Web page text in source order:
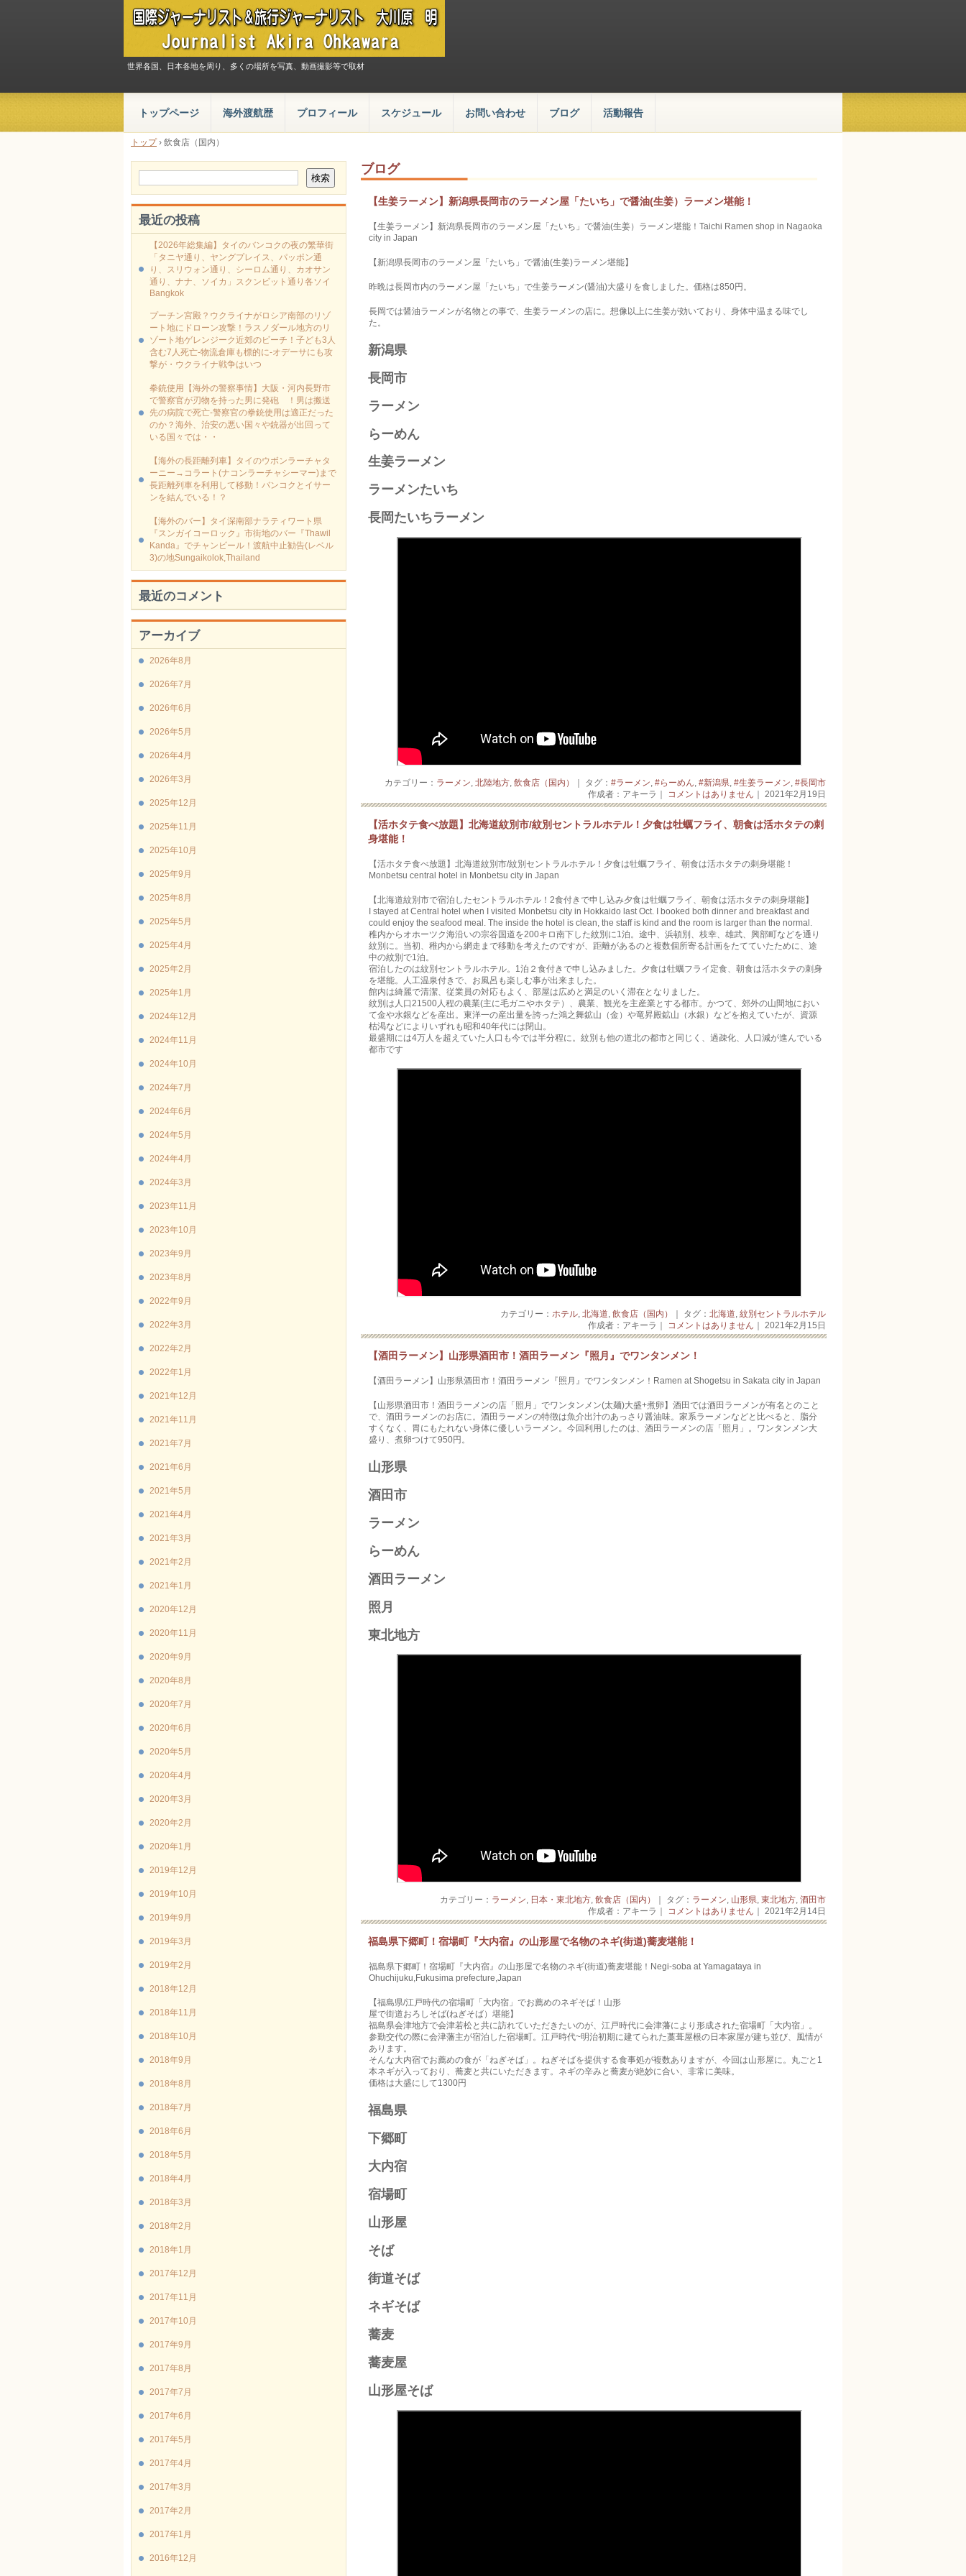
世界各国、日本各地を周り、多くの場所を写真、動画撮影等で取材
トップページ 海外渡航歴 プロフィール スケジュール お問い合わせ ブログ 活動報告
トップ› 飲食店（国内）
ブログ
【生姜ラーメン】新潟県長岡市のラーメン屋「たいち」で醤油(生姜）ラーメン堪能！
【生姜ラーメン】新潟県長岡市のラーメン屋「たいち」で醤油(生姜）ラーメン堪能！Taichi Ramen shop in Nagaoka
city in Japan
【新潟県長岡市のラーメン屋「たいち」で醤油(生姜)ラーメン堪能】
昨晩は長岡市内のラーメン屋「たいち」で生姜ラーメン(醤油)大盛りを食しました。価格は850円。
長岡では醤油ラーメンが名物との事で、生姜ラーメンの店に。想像以上に生姜が効いており、身体中温まる味でし
た。
新潟県​
長岡市​
ラーメン​
らーめん​
生姜ラーメン​
ラーメンたいち​
長岡たいちラーメン
カテゴリー： ラーメン, 北陸地方, 飲食店（国内） ｜ タグ： #ラーメン, #らーめん, #新潟県, #生姜ラーメン, #長岡市
作成者：アキーラ｜ コメントはありません ｜ 2021年2月19日
【活ホタテ食べ放題】北海道紋別市/紋別セントラルホテル！夕食は牡蠣フライ、朝食は活ホタテの刺
身堪能！
【活ホタテ食べ放題】北海道紋別市/紋別セントラルホテル！夕食は牡蠣フライ、朝食は活ホタテの刺身堪能！
Monbetsu central hotel in Monbetsu city in Japan
【北海道紋別市で宿泊したセントラルホテル！2食付きで申し込み夕食は牡蠣フライ、朝食は活ホタテの刺身堪能】
I stayed at Central hotel when I visited Monbetsu city in Hokkaido last Oct. I booked both dinner and breakfast and
could enjoy the seafood meal. The inside the hotel is clean, the staff is kind and the room is larger than the normal.
稚内からオホーツク海沿いの宗谷国道を200キロ南下した紋別に1泊。途中、浜頓別、枝幸、雄武、興部町などを通り
紋別に。当初、稚内から網走まで移動を考えたのですが、距離があるのと複数個所寄る計画をたてていたために、途
中の紋別で1泊。
宿泊したのは紋別セントラルホテル。1泊２食付きで申し込みました。夕食は牡蠣フライ定食、朝食は活ホタテの刺身
を堪能。人工温泉付きで、お風呂も楽しむ事が出来ました。
館内は綺麗で清潔、従業員の対応もよく、部屋は広めと満足のいく滞在となりました。
紋別は人口21500人程の農業(主に毛ガニやホタテ）、農業、観光を主産業とする都市。かつて、郊外の山間地におい
て金や水銀などを産出。東洋一の産出量を誇った鴻之舞鉱山（金）や竜昇殿鉱山（水銀）などを抱えていたが、資源
枯渇などによりいずれも昭和40年代には閉山。
最盛期には4万人を超えていた人口も今では半分程に。紋別も他の道北の都市と同じく、過疎化、人口減が進んでいる
都市です
カテゴリー： ホテル, 北海道, 飲食店（国内） ｜ タグ： 北海道, 紋別セントラルホテル
作成者：アキーラ｜ コメントはありません ｜ 2021年2月15日
【酒田ラーメン】山形県酒田市！酒田ラーメン『照月』でワンタンメン！
【酒田ラーメン】山形県酒田市！酒田ラーメン『照月』でワンタンメン！Ramen at Shogetsu in Sakata city in Japan
【山形県酒田市！酒田ラーメンの店「照月」でワンタンメン(太麺)大盛+煮卵】酒田では酒田ラーメンが有名とのこと
で、酒田ラーメンのお店に。酒田ラーメンの特徴は魚介出汁のあっさり醤油味。家系ラーメンなどと比べると、脂分
すくなく、胃にもたれない身体に優しいラーメン。今回利用したのは、酒田ラーメンの店「照月」。ワンタンメン大
盛り、煮卵つけて950円。
山形県​
酒田市​
ラーメン​
らーめん​
酒田ラーメン​
照月​
東北地方
カテゴリー： ラーメン, 日本・東北地方, 飲食店（国内） ｜ タグ： ラーメン, 山形県, 東北地方, 酒田市
作成者：アキーラ｜ コメントはありません ｜ 2021年2月14日
福島県下郷町！宿場町『大内宿』の山形屋で名物のネギ(街道)蕎麦堪能！
福島県下郷町！宿場町『大内宿』の山形屋で名物のネギ(街道)蕎麦堪能！Negi-soba at Yamagataya in
Ohuchijuku,Fukusima prefecture,Japan
【福島県/江戸時代の宿場町「大内宿」でお薦めのネギそば！山形
屋で街道おろしそば(ねぎそば）堪能】
福島県会津地方で会津若松と共に訪れていただきたいのが、江戸時代に会津藩により形成された宿場町「大内宿」。
参勤交代の際に会津藩主が宿泊した宿場町。江戸時代~明治初期に建てられた藁葺屋根の日本家屋が建ち並び、風情が
あります。
そんな大内宿でお薦めの食が「ねぎそば」。ねぎそばを提供する食事処が複数ありますが、今回は山形屋に。丸ごと1
本ネギが入っており、蕎麦と共にいただきます。ネギの辛みと蕎麦が絶妙に合い、非常に美味。
価格は大盛にして1300円
福島県​
下郷町​
大内宿​
宿場町​
山形屋​
そば​
街道そば​
ネギそば​
蕎麦​
蕎麦屋​
山形屋そば
最近の投稿
【2026年総集編】タイのバンコクの夜の繁華街
「タニヤ通り、ヤングプレイス、パッポン通
り、スリウォン通り、シーロム通り、カオサン
通り、ナナ、ソイカ」スクンビット通り各ソイ
Bangkok
プーチン宮殿？ウクライナがロシア南部のリゾ
ート地にドローン攻撃！ラスノダール地方のリ
ゾート地ゲレンジーク近郊のビーチ！子ども3人
含む7人死亡-物流倉庫も標的に‐オデーサにも攻
撃が・ウクライナ戦争はいつ
拳銃使用【海外の警察事情】大阪・河内長野市
で警察官が刃物を持った男に発砲 ！男は搬送
先の病院で死亡-警察官の拳銃使用は適正だった
のか？海外、治安の悪い国々や銃器が出回って
いる国々では・・
【海外の長距離列車】タイのウボンラーチャタ
ーニー→コラート(ナコンラーチャシーマー)まで
長距離列車を利用して移動！バンコクとイサー
ンを結んでいる！？
【海外のバー】タイ深南部ナラティワート県
『スンガイコーロック』市街地のバー『Thawil
Kanda』でチャンビール！渡航中止勧告(レベル
3)の地Sungaikolok,Thailand
最近のコメント
アーカイブ
2026年8月
2026年7月
2026年6月
2026年5月
2026年4月
2026年3月
2025年12月
2025年11月
2025年10月
2025年9月
2025年8月
2025年5月
2025年4月
2025年2月
2025年1月
2024年12月
2024年11月
2024年10月
2024年7月
2024年6月
2024年5月
2024年4月
2024年3月
2023年11月
2023年10月
2023年9月
2023年8月
2022年9月
2022年3月
2022年2月
2022年1月
2021年12月
2021年11月
2021年7月
2021年6月
2021年5月
2021年4月
2021年3月
2021年2月
2021年1月
2020年12月
2020年11月
2020年9月
2020年8月
2020年7月
2020年6月
2020年5月
2020年4月
2020年3月
2020年2月
2020年1月
2019年12月
2019年10月
2019年9月
2019年3月
2019年2月
2018年12月
2018年11月
2018年10月
2018年9月
2018年8月
2018年7月
2018年6月
2018年5月
2018年4月
2018年3月
2018年2月
2018年1月
2017年12月
2017年11月
2017年10月
2017年9月
2017年8月
2017年7月
2017年6月
2017年5月
2017年4月
2017年3月
2017年2月
2017年1月
2016年12月